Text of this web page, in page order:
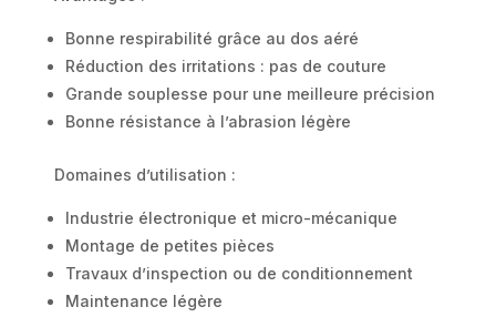
Bonne respirabilité grâce au dos aéré
Réduction des irritations : pas de couture
Grande souplesse pour une meilleure précision
Bonne résistance à l’abrasion légère
Domaines d’utilisation :
Industrie électronique et micro-mécanique
Montage de petites pièces
Travaux d’inspection ou de conditionnement
Maintenance légère